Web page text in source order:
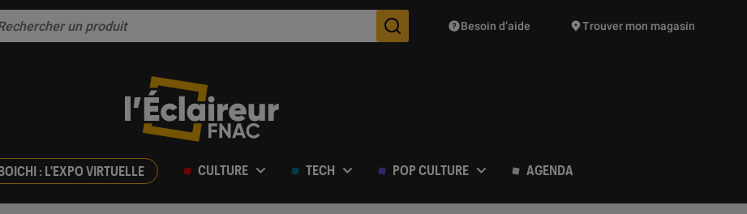
Des suggestions de produits vont vous être proposées
Besoin d’aide Trouver mon magasin
: L'EXPO VIRTUELLE CULTURE TECH POP CULTURE AGENDA